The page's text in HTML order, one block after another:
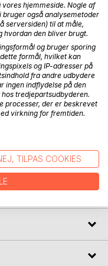
personlig udvikling,
som du kan
din travle hverdag,
og karriere.
efter én af
Livshjulet.
hjemmeside. Nogle af
også analysemetoder
serversiden) til at måle,
hvordan den bliver brugt.
og bruger sporing
formål, hvilket kan
og IP-adresser på
fra andre udbydere
ingen indflydelse på den
tredjepartsudbyderen.
processer, der er beskrevet
virkning for fremtiden.
TILPAS COOKIES